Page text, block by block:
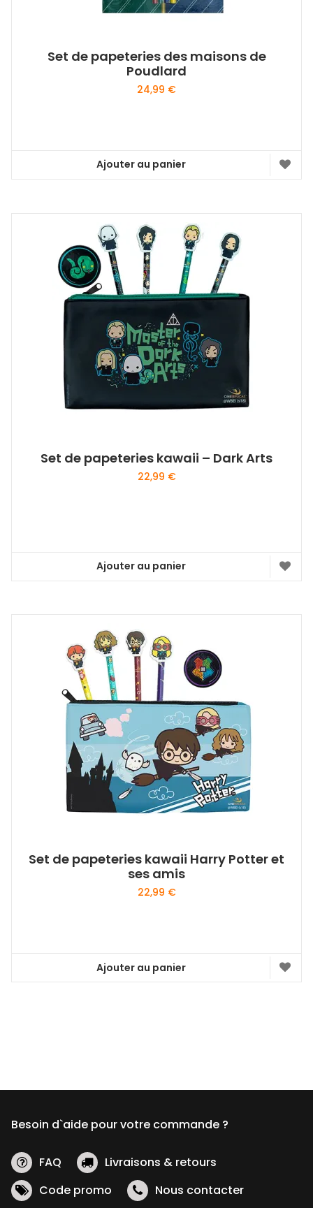
Set de papeteries des maisons de
Poudlard
24,99 €
Ajouter au panier
Set de papeteries kawaii – Dark Arts
22,99 €
Ajouter au panier
Set de papeteries kawaii Harry Potter et
ses amis
22,99 €
Ajouter au panier
Besoin d`aide pour votre commande ?
FAQ
Livraisons & retours
Code promo
Nous contacter